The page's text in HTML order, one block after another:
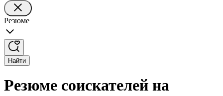
Резюме
Найти
Резюме соискателей на